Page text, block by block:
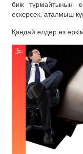
биік тұрмайтынын
ескерсек, аталмыш
Қандай елдер өз